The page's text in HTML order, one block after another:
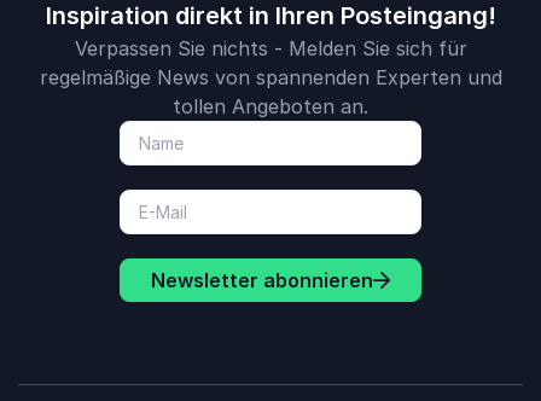
Inspiration direkt in Ihren Posteingang!
Verpassen Sie nichts - Melden Sie sich für
regelmäßige News von spannenden Experten und
tollen Angeboten an.
Newsletter abonnieren